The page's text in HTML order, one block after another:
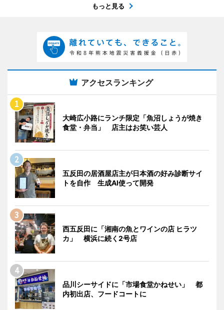
もっと見る
アクセスランキング
大崎広小路にランチ限定「魚沼しょうが焼き
食堂・弁当」 店主はお笑い芸人
五反田の居酒屋店主が日本酒の好み診断サイ
トを自作 生成AI使って開発
西五反田に「湘南の魚とワインの店 ヒラツ
カ」 横浜に続く2号店
品川シーサイドに「市場食堂かねせい」 都
内初出店、フードコートに